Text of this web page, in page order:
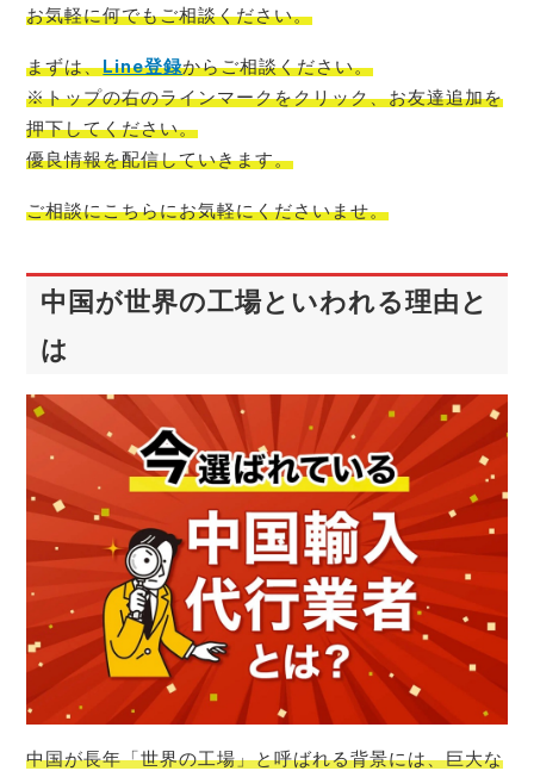
お気軽に何でもご相談ください。
まずは、Line登録からご相談ください。
※トップの右のラインマークをクリック、お友達追加を
押下してください。
優良情報を配信していきます。
ご相談にこちらにお気軽にくださいませ。
中国が世界の工場といわれる理由と
は
中国が長年「世界の工場」と呼ばれる背景には、巨大な